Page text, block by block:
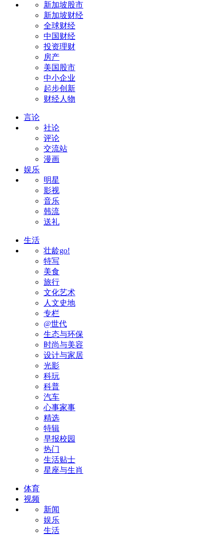
新加坡股市
新加坡财经
全球财经
中国财经
投资理财
房产
美国股市
中小企业
起步创新
财经人物
言论
社论
评论
交流站
漫画
娱乐
明星
影视
音乐
韩流
送礼
生活
壮龄go!
特写
美食
旅行
文化艺术
人文史地
专栏
@世代
生态与环保
时尚与美容
设计与家居
光影
科玩
科普
汽车
心事家事
精选
特辑
早报校园
热门
生活贴士
星座与生肖
体育
视频
新闻
娱乐
生活